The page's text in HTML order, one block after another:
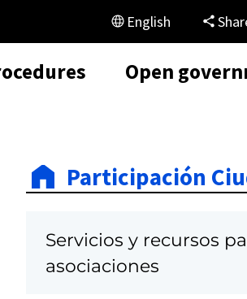
English
Open
Participación
Servicios y recursos
asociaciones